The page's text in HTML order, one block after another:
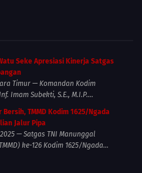
Seke Apresiasi Kinerja Satgas
Timur — Komandan Kodim
Imam Subekti, S.E., M.I.P....
TMMD Kodim 1625/Ngada
Jalur Pipa
— Satgas TNI Manunggal
ke-126 Kodim 1625/Ngada...